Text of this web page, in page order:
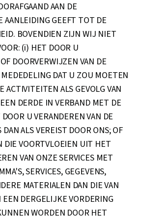
AAN DE
AANLEIDING GEEFT TOT DE
BOVENDIEN ZIJN WIJ NIET
(i) HET DOOR U
DOORVERWIJZEN VAN DE
DAT U ZOU MOETEN
ACTIVITEITEN ALS GEVOLG VAN
DERDE IN VERBAND MET DE
U VERANDEREN VAN DE
DAN ALS VEREIST DOOR ONS; OF
DIE VOORTVLOEIEN UIT HET
VAN ONZE SERVICES MET
SERVICES, GEGEVENS,
MATERIALEN DAN DIE VAN
EEN DERGELIJKE VORDERING
WORDEN DOOR HET